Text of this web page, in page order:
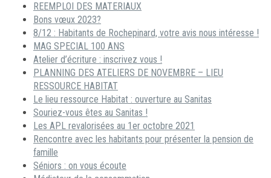
REEMPLOI DES MATERIAUX
Bons vœux 2023?
8/12 : Habitants de Rochepinard, votre avis nous intéresse !
MAG SPECIAL 100 ANS
Atelier d’écriture : inscrivez vous !
PLANNING DES ATELIERS DE NOVEMBRE – LIEU
RESSOURCE HABITAT
Le lieu ressource Habitat : ouverture au Sanitas
Souriez-vous êtes au Sanitas !
Les APL revalorisées au 1er octobre 2021
Rencontre avec les habitants pour présenter la pension de
famille
Séniors : on vous écoute